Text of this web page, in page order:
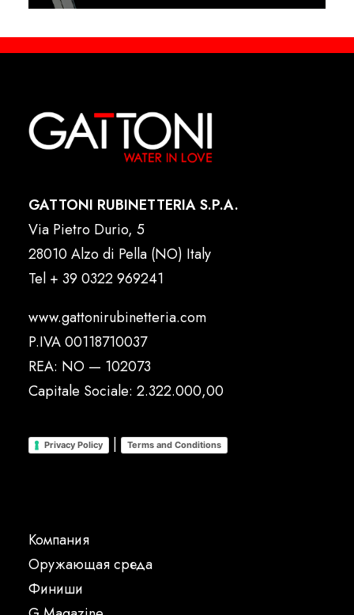
GATTONI RUBINETTERIA S.P.A.
Via Pietro Durio, 5
28010 Alzo di Pella (NO) Italy
Tel + 39 0322 969241
www.gattonirubinetteria.com
P.IVA 00118710037
REA: NO — 102073
Capitale Sociale: 2.322.000,00
Privacy Policy | Terms and Conditions
Компания
Oружающая среда
Финиши